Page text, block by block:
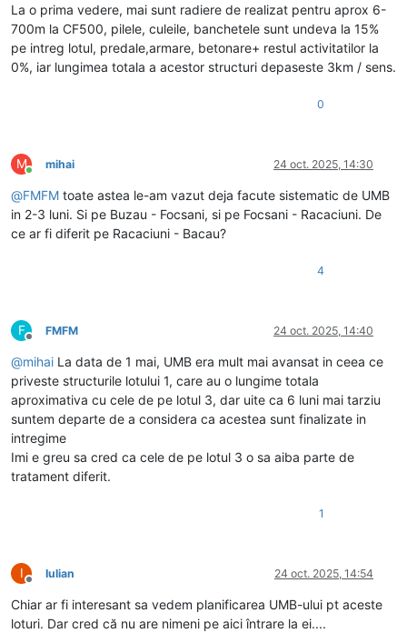
La o prima vedere, mai sunt radiere de realizat pentru aprox 6-
700m la CF500, pilele, culeile, banchetele sunt undeva la 15%
pe intreg lotul, predale,armare, betonare+ restul activitatilor la
0%, iar lungimea totala a acestor structuri depaseste 3km / sens.
0
M
Conectat
mihai 24 oct. 2025, 14:30
@FMFM toate astea le-am vazut deja facute sistematic de UMB
in 2-3 luni. Si pe Buzau - Focsani, si pe Focsani - Racaciuni. De
ce ar fi diferit pe Racaciuni - Bacau?
4
F
Deconectat
FMFM 24 oct. 2025, 14:40
@mihai La data de 1 mai, UMB era mult mai avansat in ceea ce
priveste structurile lotului 1, care au o lungime totala
aproximativa cu cele de pe lotul 3, dar uite ca 6 luni mai tarziu
suntem departe de a considera ca acestea sunt finalizate in
intregime
Imi e greu sa cred ca cele de pe lotul 3 o sa aiba parte de
tratament diferit.
1
I
Deconectat
Iulian 24 oct. 2025, 14:54
Chiar ar fi interesant sa vedem planificarea UMB-ului pt aceste
loturi. Dar cred că nu are nimeni pe aici întrare la ei....